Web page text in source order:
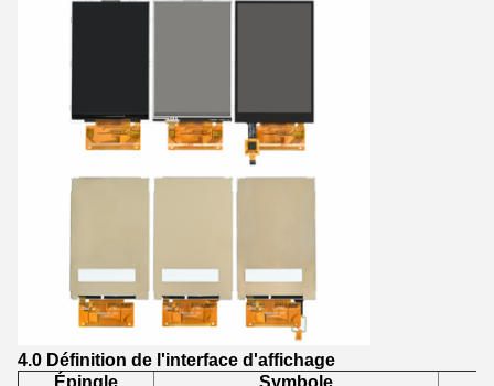
4.0 Définition de l'interface d'affichage
Épingle
Symbole